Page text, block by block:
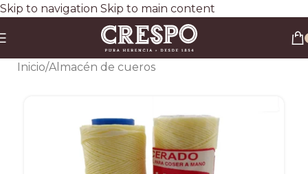
Skip to navigation Skip to main content
Envío gratis a todo el país en compras superiores a $90.000 por Correo Argentino (No
válido en herraduras y clavos)
3 y 6 cuotas sin interés
Descuento ESPECIAL por transferencia bancaria 20%
Inicio/Almacén de cueros